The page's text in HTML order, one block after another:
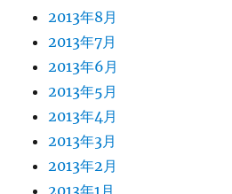
2013年8月
2013年7月
2013年6月
2013年5月
2013年4月
2013年3月
2013年2月